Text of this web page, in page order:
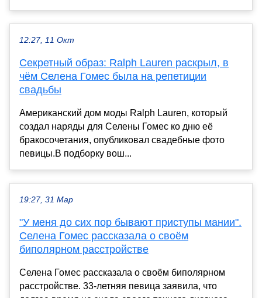
12:27, 11 Окт
Секретный образ: Ralph Lauren раскрыл, в
чём Селена Гомес была на репетиции
свадьбы
Американский дом моды Ralph Lauren, который
создал наряды для Селены Гомес ко дню её
бракосочетания, опубликовал свадебные фото
певицы.В подборку вош...
19:27, 31 Мар
"У меня до сих пор бывают приступы мании".
Селена Гомес рассказала о своём
биполярном расстройстве
Селена Гомес рассказала о своём биполярном
расстройстве. 33-летняя певица заявила, что